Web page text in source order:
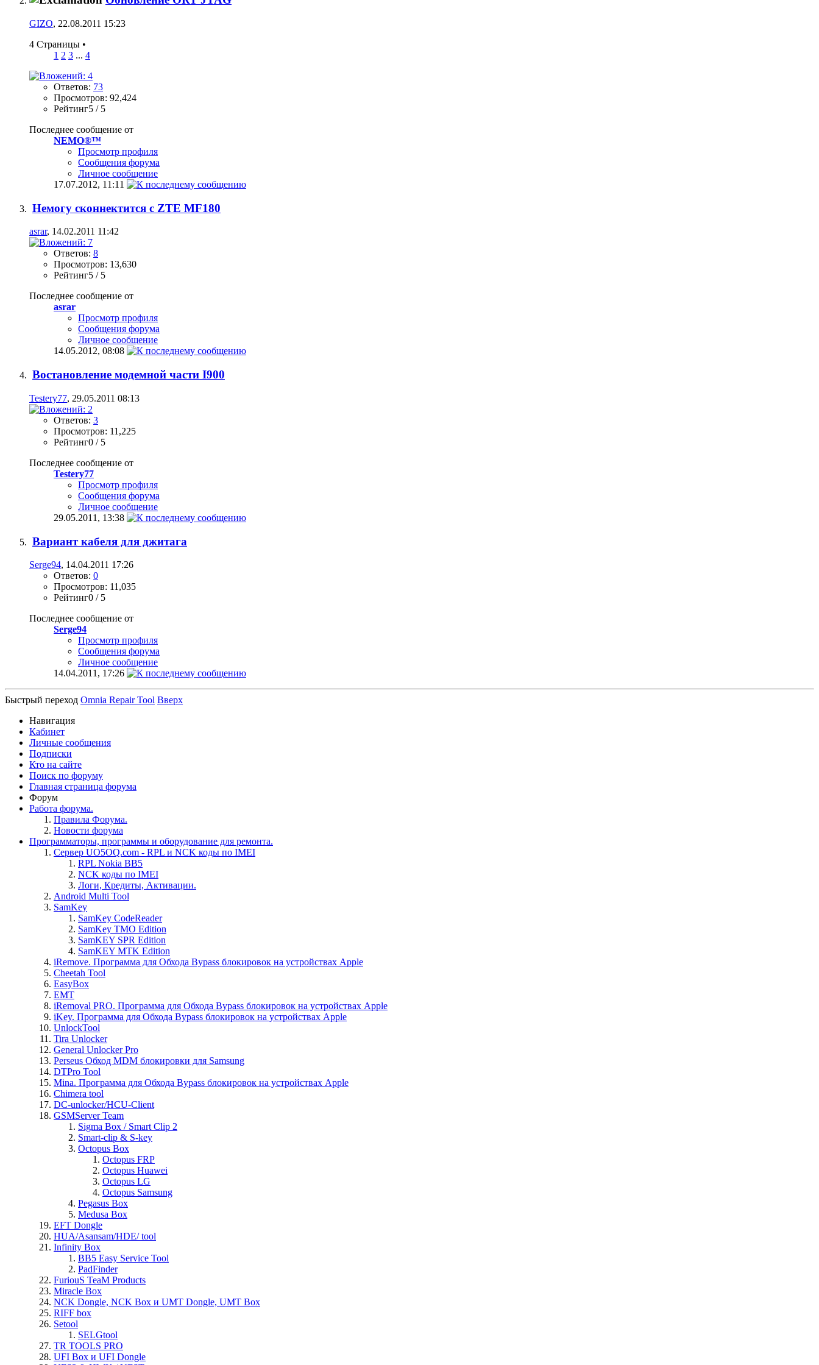
GIZO, 22.08.2011 15:23
4 Страницы •
1 2 3 ... 4
Ответов: 73
Просмотров: 92,424
Рейтинг5 / 5
Последнее сообщение от
NEMO®™
Просмотр профиля
Сообщения форума
Личное сообщение
17.07.2012, 11:11
Немогу сконнектится с ZTE MF180
asrar, 14.02.2011 11:42
Ответов: 8
Просмотров: 13,630
Рейтинг5 / 5
Последнее сообщение от
asrar
Просмотр профиля
Сообщения форума
Личное сообщение
14.05.2012, 08:08
Востановление модемной части I900
Testery77, 29.05.2011 08:13
Ответов: 3
Просмотров: 11,225
Рейтинг0 / 5
Последнее сообщение от
Testery77
Просмотр профиля
Сообщения форума
Личное сообщение
29.05.2011, 13:38
Вариант кабеля для джитага
Serge94, 14.04.2011 17:26
Ответов: 0
Просмотров: 11,035
Рейтинг0 / 5
Последнее сообщение от
Serge94
Просмотр профиля
Сообщения форума
Личное сообщение
14.04.2011, 17:26
Быстрый переход Omnia Repair Tool Вверх
Навигация
Кабинет
Личные сообщения
Подписки
Кто на сайте
Поиск по форуму
Главная страница форума
Форум
Работа форума.
Правила Форума.
Новости форума
Программаторы, программы и оборудование для ремонта.
Сервер UO5OQ.com - RPL и NCK коды по IMEI
RPL Nokia BB5
NCK коды по IMEI
Логи, Кредиты, Активации.
Android Multi Tool
SamKey
SamKey CodeReader
SamKey TMO Edition
SamKEY SPR Edition
SamKEY MTK Edition
iRemove. Программа для Обхода Bypass блокировок на устройствах Apple
Cheetah Tool
EasyBox
EMT
iRemoval PRO. Программа для Обхода Bypass блокировок на устройствах Apple
iKey. Программа для Обхода Bypass блокировок на устройствах Apple
UnlockTool
Tira Unlocker
General Unlocker Pro
Perseus Обход MDM блокировки для Samsung
DTPro Tool
Mina. Программа для Обхода Bypass блокировок на устройствах Apple
Chimera tool
DC-unlocker/HCU-Client
GSMServer Team
Sigma Box / Smart Clip 2
Smart-clip & S-key
Octopus Box
Octopus FRP
Octopus Huawei
Octopus LG
Octopus Samsung
Pegasus Box
Medusa Box
EFT Dongle
HUA/Asansam/HDE/ tool
Infinity Box
BB5 Easy Service Tool
PadFinder
FuriouS TeaM Products
Miracle Box
NCK Dongle, NCK Box и UMT Dongle, UMT Box
RIFF box
Setool
SELGtool
TR TOOLS PRO
UFI Box и UFI Dongle